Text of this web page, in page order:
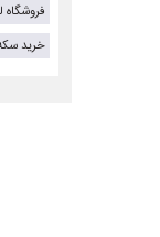
فروشگاه
خرید